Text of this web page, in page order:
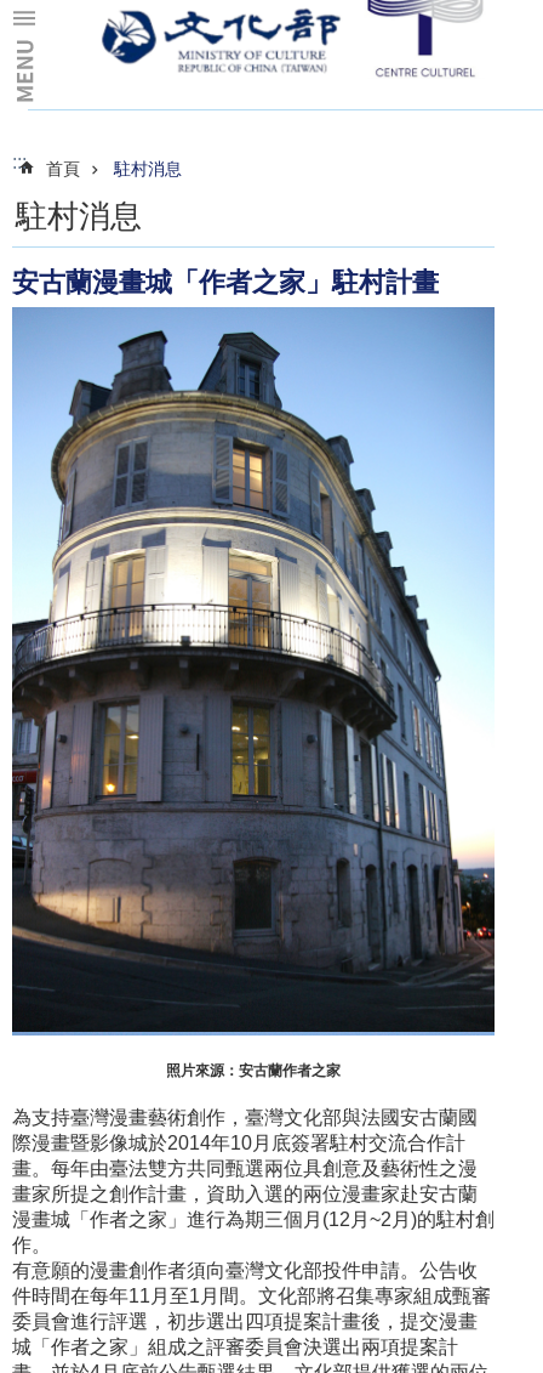
跳到主要內容區塊
:::
::: 首頁 駐村消息
駐村消息
安古蘭漫畫城「作者之家」駐村計畫
照片來源：安古蘭作者之家
為支持臺灣漫畫藝術創作，臺灣文化部與法國安古蘭國
際漫畫暨影像城於2014年10月底簽署駐村交流合作計
畫。每年由臺法雙方共同甄選兩位具創意及藝術性之漫
畫家所提之創作計畫，資助入選的兩位漫畫家赴安古蘭
漫畫城「作者之家」進行為期三個月(12月~2月)的駐村創
作。
有意願的漫畫創作者須向臺灣文化部投件申請。公告收
件時間在每年11月至1月間。文化部將召集專家組成甄審
委員會進行評選，初步選出四項提案計畫後，提交漫畫
城「作者之家」組成之評審委員會決選出兩項提案計